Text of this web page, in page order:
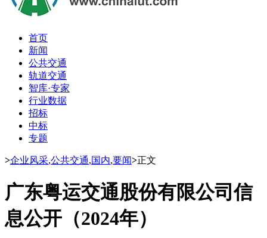
首页
新闻
公共交通
轨道交通
智库·专家
行业数据
招标
中标
专题
>企业风采,公共交通,国内,要闻>正文
广东粤运交通股份有限公司信
息公开（2024年）